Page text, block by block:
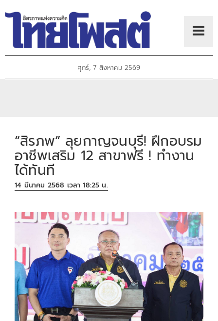
ศุกร์, 7 สิงหาคม 2569
“สิรภพ” ลุยกาญจนบุรี! ฝึกอบรม
อาชีพเสริม 12 สาขาฟรี ! ทำงาน
ได้ทันที
14 มีนาคม 2568 เวลา 18:25 น.